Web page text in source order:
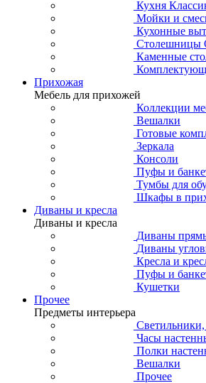
Кухня
Мойки и
Кухонные
Столешницы
Каменные
Прихожая
Мебель для прихожей
Коллекции
Вешалки
Готовые
Зеркала
Консоли
Пуфы и
Тумбы для
Шкафы в
Диваны и кресла
Диваны и кресла
Диваны
Диваны
Кресла и
Пуфы и
Кушетки
Прочее
Предметы интерьера
Часы
Полки
Вешалки
Прочее